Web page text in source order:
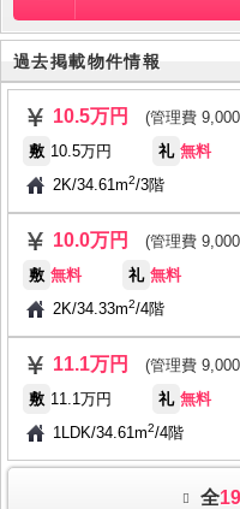
過去掲載物件情報
10.5万円
(管理費
敷 10.5万円 礼 無料
2K/34.61m2/3階
10.0万円
(管理費
敷 無料 礼 無料
2K/34.33m2/4階
11.1万円
(管理費
敷 11.1万円 礼 無料
1LDK/34.61m2/4階
全19